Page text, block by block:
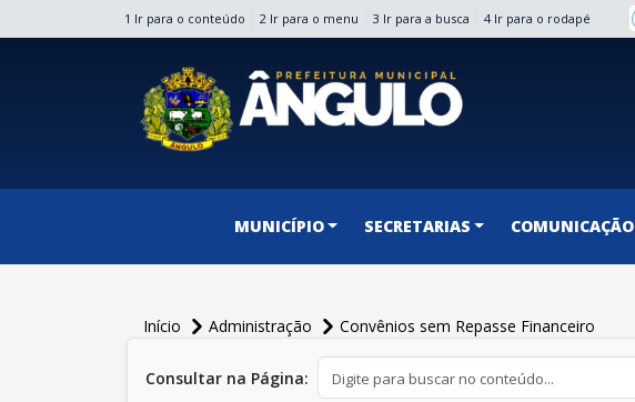
1 Ir para o conteúdo 2 Ir para o menu 3 Ir para a busca 4 Ir para o rodapé
MUNICÍPIO SECRETARIAS COMUNICAÇÃO
Início Administração
Convênios sem Repasse Financeiro
Consultar na Página: